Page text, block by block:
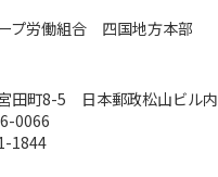
プ労働組合 四国地方本部
⽥町8-5 日本郵政松山ビル内
0066
1844